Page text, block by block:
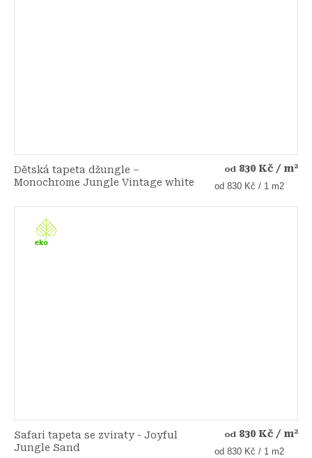
Dětská tapeta džungle –
Monochrome Jungle Vintage white
od 830 Kč / m²
Měrná
od 830 Kč / 1 m2
Safari tapeta se zviraty - Joyful
Jungle Sand
od 830 Kč / m²
Měrná
od 830 Kč / 1 m2